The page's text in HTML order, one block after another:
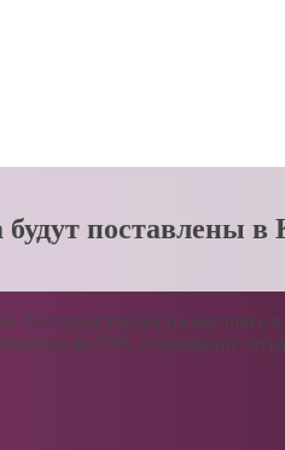
поставлены в
представлен на выставке
до 35%, сокращение